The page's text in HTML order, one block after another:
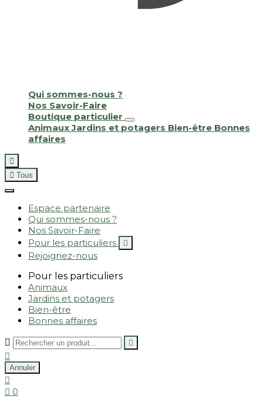
Qui sommes-nous ?
Nos Savoir-Faire
Boutique particulier
AnimauxJardins et potagers Bien-être Bonnes
affaires

 Tous
Espace partenaire
Qui sommes-nous ?
Nos Savoir-Faire
Pour les particuliers

Rejoignez-nous
Pour les particuliers
Animaux
Jardins et potagers
Bien-être
Bonnes affaires



Annuler

 0